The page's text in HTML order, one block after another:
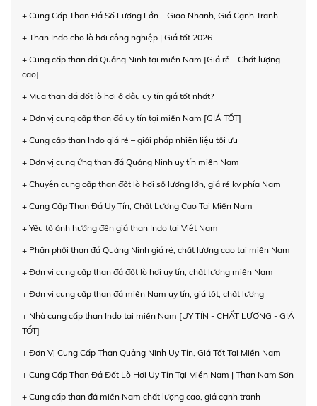
+ Cung Cấp Than Đá Số Lượng Lớn – Giao Nhanh, Giá Cạnh Tranh
+ Than Indo cho lò hơi công nghiệp | Giá tốt 2026
+ Cung cấp than đá Quảng Ninh tại miền Nam [Giá rẻ - Chất lượng
cao]
+ Mua than đá đốt lò hơi ở đâu uy tín giá tốt nhất?
+ Đơn vị cung cấp than đá uy tín tại miền Nam [GIÁ TỐT]
+ Cung cấp than Indo giá rẻ – giải pháp nhiên liệu tối ưu
+ Đơn vị cung ứng than đá Quảng Ninh uy tín miền Nam
+ Chuyên cung cấp than đốt lò hơi số lượng lớn, giá rẻ kv phía Nam
+ Cung Cấp Than Đá Uy Tín, Chất Lượng Cao Tại Miền Nam
+ Yếu tố ảnh hưởng đến giá than Indo tại Việt Nam
+ Phân phối than đá Quảng Ninh giá rẻ, chất lượng cao tại miền Nam
+ Đơn vị cung cấp than đá đốt lò hơi uy tín, chất lượng miền Nam
+ Đơn vị cung cấp than đá miền Nam uy tín, giá tốt, chất lượng
+ Nhà cung cấp than Indo tại miền Nam [UY TÍN - CHẤT LƯỢNG - GIÁ
TỐT]
+ Đơn Vị Cung Cấp Than Quảng Ninh Uy Tín, Giá Tốt Tại Miền Nam
+ Cung Cấp Than Đá Đốt Lò Hơi Uy Tín Tại Miền Nam | Than Nam Sơn
+ Cung cấp than đá miền Nam chất lượng cao, giá cạnh tranh